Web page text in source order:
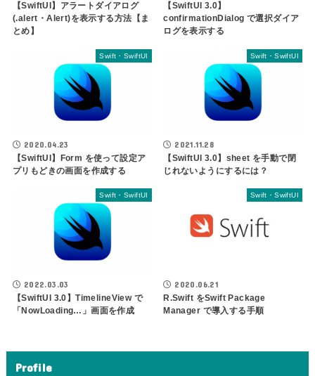
【SwiftUI】アラートダイアログ
(.alert・Alert)を表示する方法【ま
とめ】
【SwiftUI 3.0】
confirmationDialog で選択ダイア
ログを表示する
Swift・SwiftUI
2020.04.23
【SwiftUI】Form を使って設定ア
プリもどきの画面を作成する
Swift・SwiftUI
2021.11.28
【SwiftUI 3.0】sheet を手動で閉
じれないようにするには？
Swift・SwiftUI
2022.03.03
【SwiftUI 3.0】TimelineView で
「NowLoading…」画面を作成
Swift・SwiftUI
2020.06.21
R.Swift をSwift Package
Manager で導入する手順
Profile